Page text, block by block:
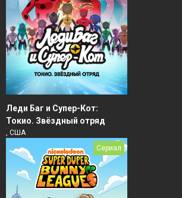
Леди Баг и Супер-Кот:
Токио. Звёздный отряд
, США
Сериал